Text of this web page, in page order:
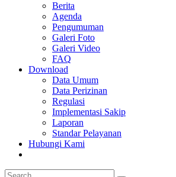
Berita
Agenda
Pengumuman
Galeri Foto
Galeri Video
FAQ
Download
Data Umum
Data Perizinan
Regulasi
Implementasi Sakip
Laporan
Standar Pelayanan
Hubungi Kami